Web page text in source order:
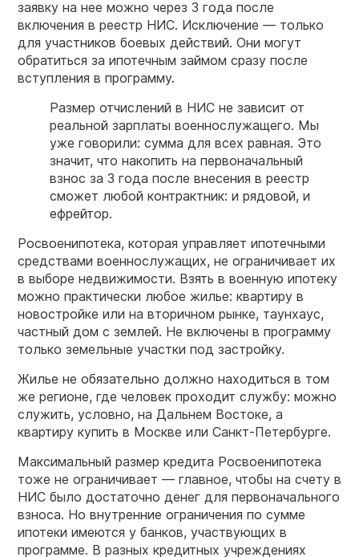
заявку на нее можно через 3 года после
включения в реестр НИС. Исключение — только
для участников боевых действий. Они могут
обратиться за ипотечным займом сразу после
вступления в программу.
Размер отчислений в НИС не зависит от
реальной зарплаты военнослужащего. Мы
уже говорили: сумма для всех равная. Это
значит, что накопить на первоначальный
взнос за 3 года после внесения в реестр
сможет любой контрактник: и рядовой, и
ефрейтор.
Росвоенипотека, которая управляет ипотечными
средствами военнослужащих, не ограничивает их
в выборе недвижимости. Взять в военную ипотеку
можно практически любое жилье: квартиру в
новостройке или на вторичном рынке, таунхаус,
частный дом с землей. Не включены в программу
только земельные участки под застройку.
Жилье не обязательно должно находиться в том
же регионе, где человек проходит службу: можно
служить, условно, на Дальнем Востоке, а
квартиру купить в Москве или Санкт-Петербурге.
Максимальный размер кредита Росвоенипотека
тоже не ограничивает — главное, чтобы на счету в
НИС было достаточно денег для первоначального
взноса. Но внутренние ограничения по сумме
ипотеки имеются у банков, участвующих в
программе. В разных кредитных учреждениях